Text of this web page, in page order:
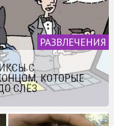
РАЗВЛЕЧЕНИЯ
С
КОТОРЫЕ
СЛЁЗ